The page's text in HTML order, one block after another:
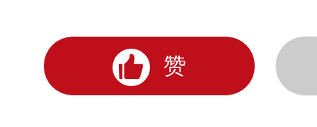
赞